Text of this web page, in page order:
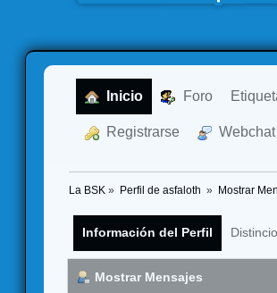
Inicio Foro
Registrarse Webchat
La BSK » Perfil de asfaloth » Mostrar
Información del Perfil
Mostrar Mensajes